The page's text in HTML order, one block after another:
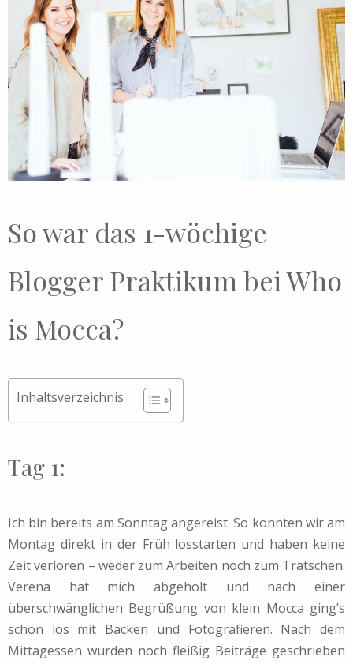
So war das 1-wöchige
Blogger Praktikum bei Who
is Mocca?
Inhaltsverzeichnis
Tag 1:
Ich bin bereits am Sonntag angereist. So konnten wir am
Montag direkt in der Früh losstarten und haben keine
Zeit verloren – weder zum Arbeiten noch zum Tratschen.
Verena hat mich abgeholt und nach einer
überschwänglichen Begrüßung von klein Mocca ging’s
schon los mit Backen und Fotografieren. Nach dem
Mittagessen wurden noch fleißig Beiträge geschrieben